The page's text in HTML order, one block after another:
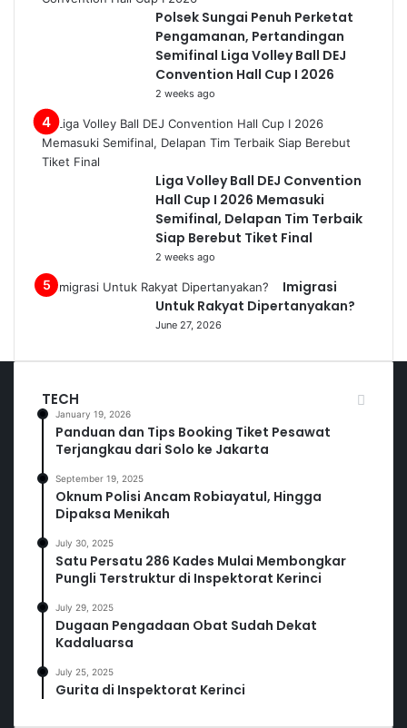
Polsek Sungai Penuh Perketat
Pengamanan, Pertandingan
Semifinal Liga Volley Ball DEJ
Convention Hall Cup I 2026
2 weeks ago
Liga Volley Ball DEJ Convention
Hall Cup I 2026 Memasuki
Semifinal, Delapan Tim Terbaik
Siap Berebut Tiket Final
2 weeks ago
Imigrasi
Untuk Rakyat Dipertanyakan?
June 27, 2026
TECH
January 19, 2026
Panduan dan Tips Booking Tiket Pesawat
Terjangkau dari Solo ke Jakarta
September 19, 2025
Oknum Polisi Ancam Robiayatul, Hingga
Dipaksa Menikah
July 30, 2025
Satu Persatu 286 Kades Mulai Membongkar
Pungli Terstruktur di Inspektorat Kerinci
July 29, 2025
Dugaan Pengadaan Obat Sudah Dekat
Kadaluarsa
July 25, 2025
Gurita di Inspektorat Kerinci